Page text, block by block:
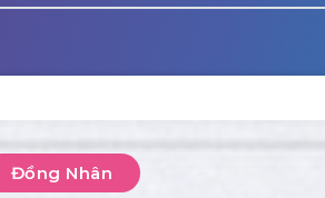
Đồng Nhân